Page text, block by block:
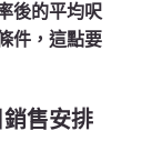
後的平均呎
件，這點要
售安排